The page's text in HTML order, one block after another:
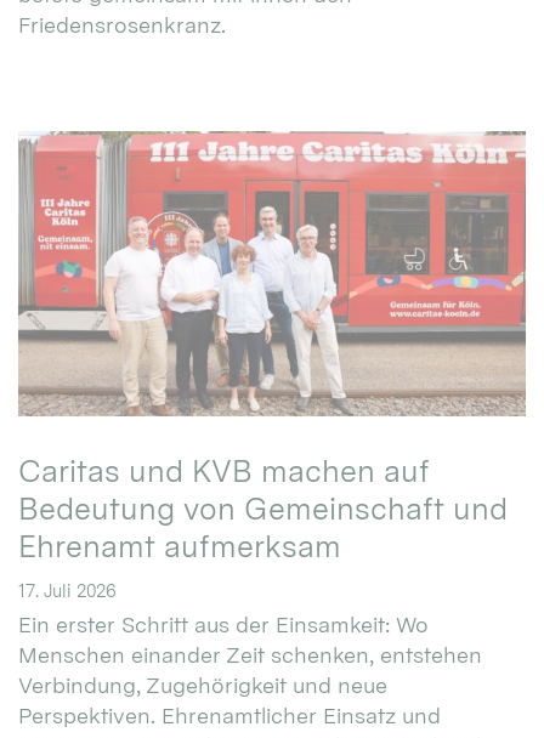
Friedensrosenkranz.
Caritas und KVB machen auf
Bedeutung von Gemeinschaft und
Ehrenamt aufmerksam
17. Juli 2026
Ein erster Schritt aus der Einsamkeit: Wo
Menschen einander Zeit schenken, entstehen
Verbindung, Zugehörigkeit und neue
Perspektiven. Ehrenamtlicher Einsatz und